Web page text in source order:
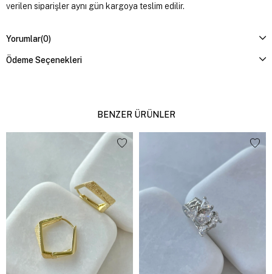
verilen siparişler aynı gün kargoya teslim edilir.
Yorumlar(0)
Ödeme Seçenekleri
BENZER ÜRÜNLER